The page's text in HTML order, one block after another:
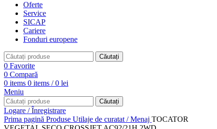
Oferte
Service
SICAP
Cariere
Fonduri europene
Căutați
0 Favorite
0 Compară
0 items 0 items / 0 lei
Meniu
Căutați
Logare / Înregistrare
Prima pagină Produse Utilaje de curatat / Menaj TOCATOR